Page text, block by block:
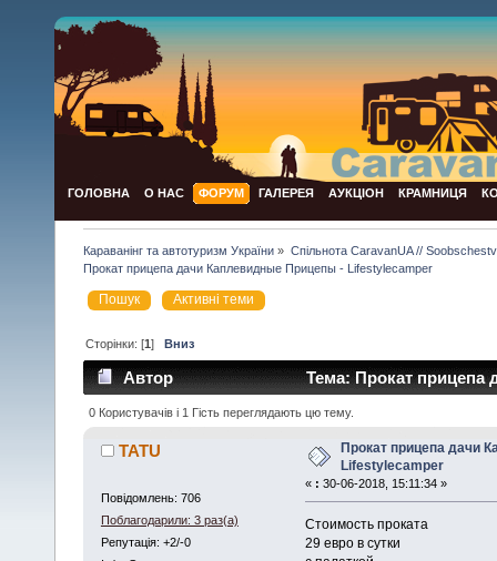
ГОЛОВНА О НАС ФОРУМ ГАЛЕРЕЯ АУКЦІОН КРАМНИЦЯ
Караванінг та автотуризм України » Спільнота CaravanUA //
Прокат прицепа дачи Каплевидные Прицепы - Lifestylecamper
Пошук Активні теми
Сторінки: [1]Вниз
Автор
Тема: Прокат прицепа
15391 раз)
0 Користувачів і 1 Гість переглядають цю тему.
TATU
Повідомлень: 706
Поблагодарили: 3 раз(а)
Репутація: +2/-0
Прокат прицепа дачи
Lifestylecamper
« : 30-06-2018, 15:11:34 »
Стоимость проката
29 евро в сутки